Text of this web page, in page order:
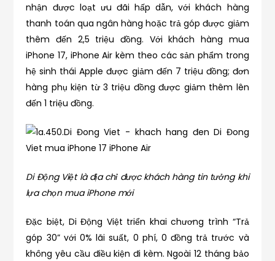
nhận được loạt ưu đãi hấp dẫn, với khách hàng
thanh toán qua ngân hàng hoặc trả góp được giảm
thêm đến 2,5 triệu đồng. Với khách hàng mua
iPhone 17, iPhone Air kèm theo các sản phẩm trong
hệ sinh thái Apple được giảm đến 7 triệu đồng; đơn
hàng phụ kiện từ 3 triệu đồng được giảm thêm lên
đến 1 triệu đồng.
Di Động Việt là địa chỉ được khách hàng tin tưởng khi
lựa chọn mua iPhone mới
Đặc biệt, Di Động Việt triển khai chương trình “Trả
góp 30” với 0% lãi suất, 0 phí, 0 đồng trả trước và
không yêu cầu điều kiện đi kèm. Ngoài 12 tháng bảo